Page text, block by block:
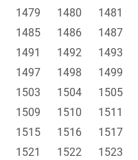
1479 1480 1481
1485 1486 1487
1491 1492 1493
1497 1498 1499
1503 1504 1505
1509 1510 1511
1515 1516 1517
1521 1522 1523